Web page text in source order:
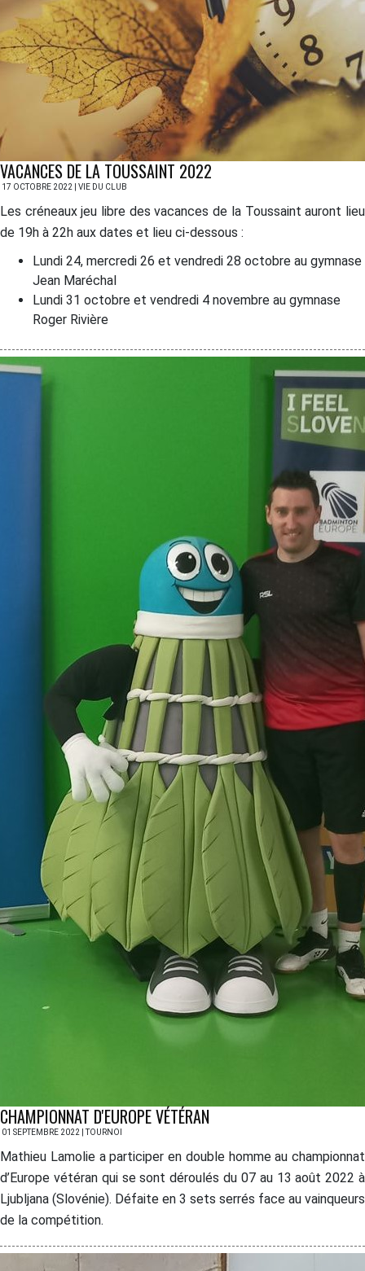
VACANCES DE LA TOUSSAINT 2022
17 OCTOBRE 2022 | VIE DU CLUB
Les créneaux jeu libre des vacances de la Toussaint auront lieu
de 19h à 22h aux dates et lieu ci-dessous :
Lundi 24, mercredi 26 et vendredi 28 octobre au gymnase
Jean Maréchal
Lundi 31 octobre et vendredi 4 novembre au gymnase
Roger Rivière
CHAMPIONNAT D'EUROPE VÉTÉRAN
01 SEPTEMBRE 2022 | TOURNOI
Mathieu Lamolie a participer en double homme au championnat
d’Europe vétéran qui se sont déroulés du 07 au 13 août 2022 à
Ljubljana (Slovénie). Défaite en 3 sets serrés face au vainqueurs
de la compétition.